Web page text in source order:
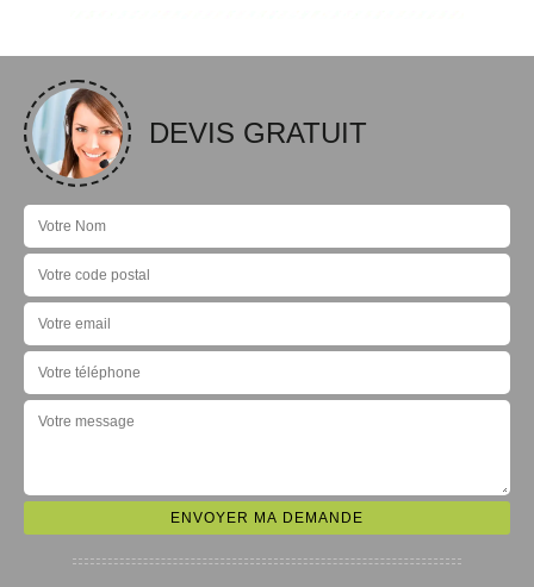
DEVIS GRATUIT